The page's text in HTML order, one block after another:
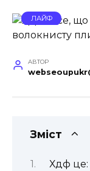
ЛАЙФ
АВТОР
Зміст
Хдф це: